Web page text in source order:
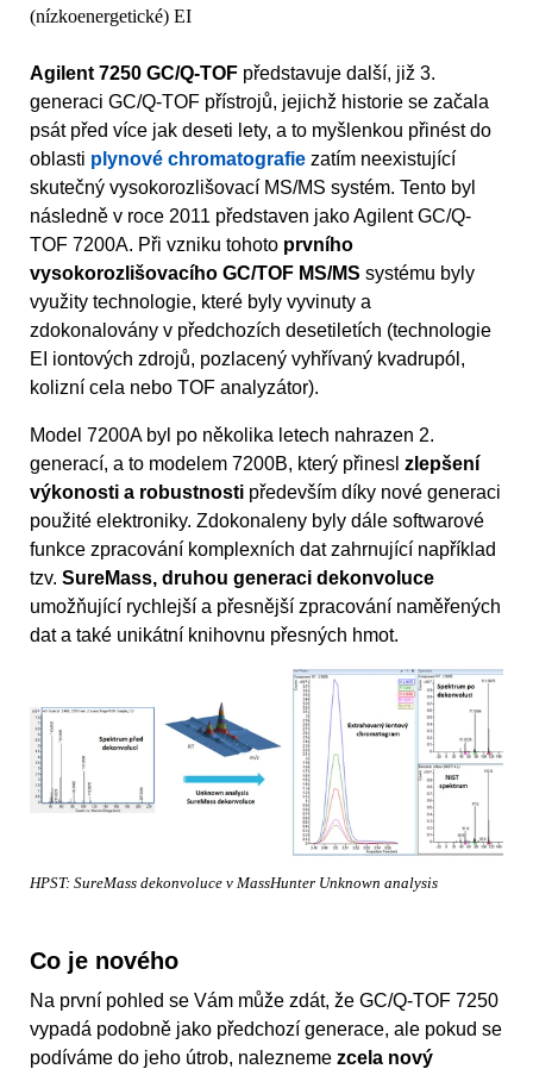
(nízkoenergetické) EI
Agilent 7250 GC/Q-TOF představuje další, již 3.
generaci GC/Q-TOF přístrojů, jejichž historie se začala
psát před více jak deseti lety, a to myšlenkou přinést do
oblasti plynové chromatografie zatím neexistující
skutečný vysokorozlišovací MS/MS systém. Tento byl
následně v roce 2011 představen jako Agilent GC/Q-
TOF 7200A. Při vzniku tohoto prvního
vysokorozlišovacího GC/TOF MS/MS systému byly
využity technologie, které byly vyvinuty a
zdokonalovány v předchozích desetiletích (technologie
EI iontových zdrojů, pozlacený vyhřívaný kvadrupól,
kolizní cela nebo TOF analyzátor).
Model 7200A byl po několika letech nahrazen 2.
generací, a to modelem 7200B, který přinesl zlepšení
výkonosti a robustnosti především díky nové generaci
použité elektroniky. Zdokonaleny byly dále softwarové
funkce zpracování komplexních dat zahrnující například
tzv. SureMass, druhou generaci dekonvoluce
umožňující rychlejší a přesnější zpracování naměřených
dat a také unikátní knihovnu přesných hmot.
HPST: SureMass dekonvoluce v MassHunter Unknown analysis
Co je nového
Na první pohled se Vám může zdát, že GC/Q-TOF 7250
vypadá podobně jako předchozí generace, ale pokud se
podíváme do jeho útrob, nalezneme zcela nový